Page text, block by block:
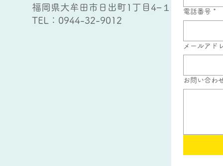
福岡県大牟田市日出町1丁目4−１
TEL： 0944-32-9012
電話番号 *
メールアド
お問い合わ